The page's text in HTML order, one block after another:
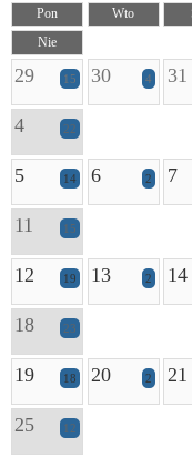
Pon Wto
Nie
29 15 30 4 31
4 22
5 14 6 2 7
11 15
12 19 13 2 14
18 23
19 18 20 2 21
25 12